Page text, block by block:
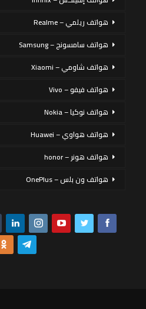
هواتف ريلمي – Realme
هواتف سامسونج – Samsung
هواتف شاومي – Xiaomi
هواتف فيفو – Vivo
هواتف نوكيا – Nokia
هواتف هواوي – Huawei
هواتف هونر – honor
هواتف ون بلس – OnePlus